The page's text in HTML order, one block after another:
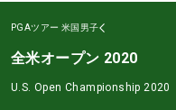
PGAツアー 米国男子
全米オープン 2020
U.S. Open Championship 2020